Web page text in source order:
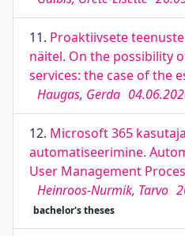
11. Proaktiivsete
näitel. On the possibility
services: the case of the
Haugas, Gerda
12. Microsoft 365
automatiseerimine.
User Management
Heinroos-Nurmik, Tarvo
bachelor's theses